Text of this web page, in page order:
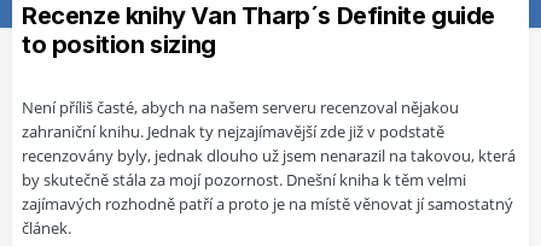
Recenze knihy Van Tharp´s Definite guide
to position sizing
Není příliš časté, abych na našem serveru recenzoval nějakou
zahraniční knihu. Jednak ty nejzajímavější zde již v podstatě
recenzovány byly, jednak dlouho už jsem nenarazil na takovou, která
by skutečně stála za mojí pozornost. Dnešní kniha k těm velmi
zajímavých rozhodně patří a proto je na místě věnovat jí samostatný
článek.